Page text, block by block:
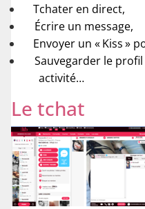
Tchater en direct,
Écrire un message,
Envoyer un « Kiss »
Sauvegarder le
activité…
Le tchat